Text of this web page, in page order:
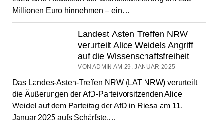
Millionen Euro hinnehmen – ein…
Landest-Asten-Treffen NRW
verurteilt Alice Weidels Angriff
auf die Wissenschaftsfreiheit
VON ADMIN AM 29. JANUAR 2025
Das Landes-Asten-Treffen NRW (LAT NRW) verurteilt
die Äußerungen der AfD-Parteivorsitzenden Alice
Weidel auf dem Parteitag der AfD in Riesa am 11.
Januar 2025 aufs Schärfste.…